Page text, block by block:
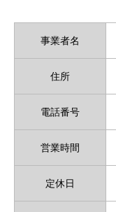
事業者名
住所
電話番号
営業時間
定休日